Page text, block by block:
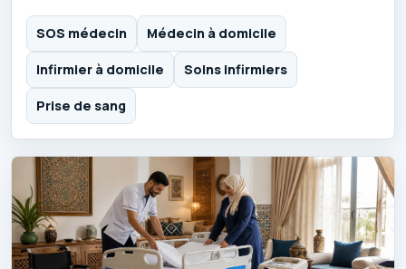
SOS médecin Médecin à domicile
Infirmier à domicile Soins infirmiers
Prise de sang